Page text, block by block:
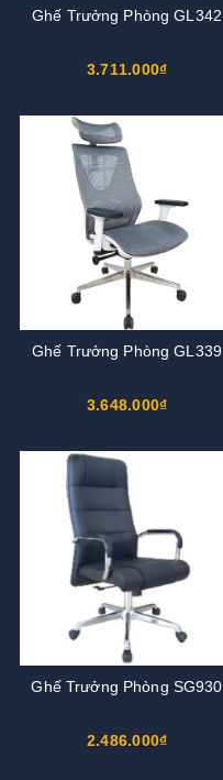
Ghế Trưởng Phòng GL342
3.711.000₫
Ghế Trưởng Phòng GL339
3.648.000₫
Ghế Trưởng Phòng SG930
2.486.000₫